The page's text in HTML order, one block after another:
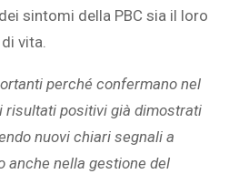
sintomi della PBC sia il loro
vita.
perché confermano nel
risultati positivi già dimostrati
nuovi chiari segnali a
anche nella gestione del